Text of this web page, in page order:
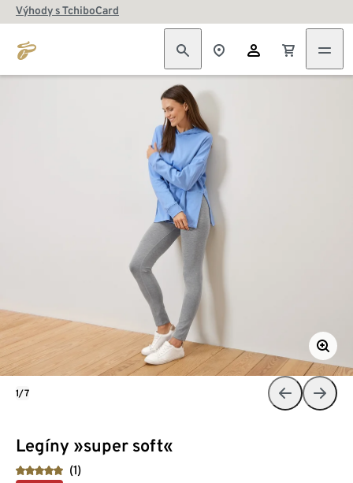
Výhody s TchiboCard
Legíny »super soft«
(1)
1/7